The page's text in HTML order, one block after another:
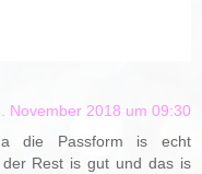
November 2018 um 09:30
die Passform is echt
Rest is gut und das is